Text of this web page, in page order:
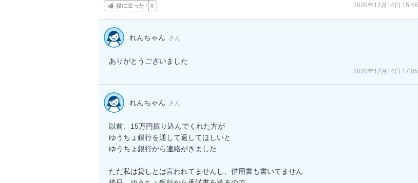
役に立った 0 2020年12月14日 15:46
れんちゃん さん
ありがとうございました
2020年12月14日 17:05
れんちゃん さん
以前、15万円振り込んでくれた方が
ゆうちょ銀行を通して返してほしいと
ゆうちょ銀行から連絡がきました
ただ私は貸しとは言われてませんし、借用書も書いてません